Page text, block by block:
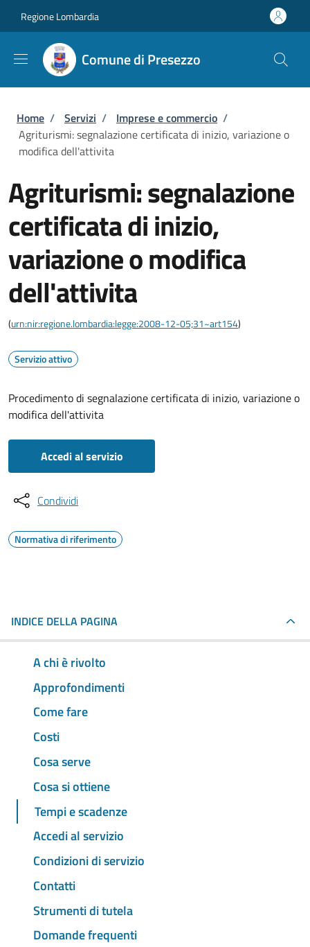
Regione Lombardia
Comune di Presezzo
Briciole di pane
Home / Servizi / Imprese e commercio /
Agriturismi: segnalazione certificata di inizio, variazione o
modifica dell'attivita
Agriturismi: segnalazione
certificata di inizio,
variazione o modifica
dell'attivita
(urn:nir:regione.lombardia:legge:2008-12-05;31~art154)
Servizio attivo
Procedimento di segnalazione certificata di inizio, variazione o
modifica dell'attivita
Accedi al servizio
Condividi
Normativa di riferimento
INDICE DELLA PAGINA
A chi è rivolto
Approfondimenti
Come fare
Costi
Cosa serve
Cosa si ottiene
Tempi e scadenze
Accedi al servizio
Condizioni di servizio
Contatti
Strumenti di tutela
Domande frequenti